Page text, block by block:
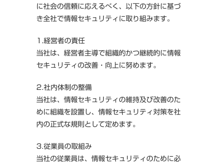
に社会の信頼に応えるべく、以下の方針に基づ
き全社で情報セキュリティに取り組みます。
1.経営者の責任
当社は、経営者主導で組織的かつ継続的に情報
セキュリティの改善・向上に努めます。
2.社内体制の整備
当社は、情報セキュリティの維持及び改善のた
めに組織を設置し、情報セキュリティ対策を社
内の正式な規則として定めます。
3.従業員の取組み
当社の従業員は、情報セキュリティのために必